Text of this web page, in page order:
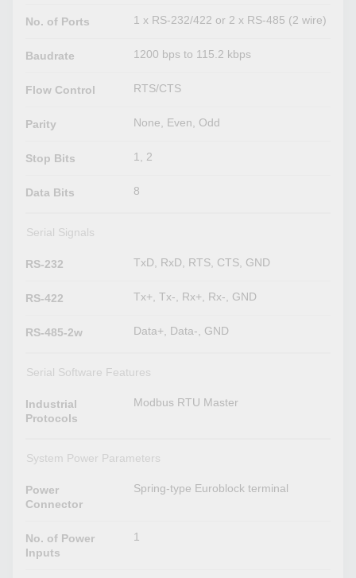
No. of Ports 1 x RS-232/422 or 2 x RS-485 (2 wire)
Baudrate 1200 bps to 115.2 kbps
Flow Control RTS/CTS
Parity None, Even, Odd
Stop Bits 1, 2
Data Bits 8
Serial Signals
RS-232 TxD, RxD, RTS, CTS, GND
RS-422 Tx+, Tx-, Rx+, Rx-, GND
RS-485-2w Data+, Data-, GND
Serial Software Features
Industrial
Protocols
Modbus RTU Master
System Power Parameters
Power
Connector
Spring-type Euroblock terminal
No. of Power
Inputs
1